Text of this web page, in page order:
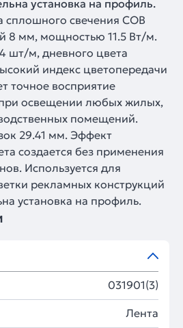
установка на профиль.
сплошного свечения COB
8 мм, мощностью 11.5 Вт/м.
шт/м, дневного цвета
индекс цветопередачи
точное восприятие
освещении любых жилых,
помещений.
29.41 мм. Эффект
создается без применения
Используется для
рекламных конструкций
установка на профиль.
031901(3)
Лента